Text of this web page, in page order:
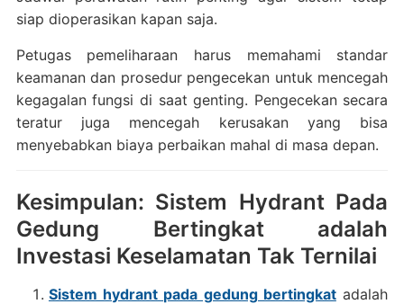
siap dioperasikan kapan saja.
Petugas pemeliharaan harus memahami standar
keamanan dan prosedur pengecekan untuk mencegah
kegagalan fungsi di saat genting. Pengecekan secara
teratur juga mencegah kerusakan yang bisa
menyebabkan biaya perbaikan mahal di masa depan.
Kesimpulan: Sistem Hydrant Pada
Gedung Bertingkat adalah
Investasi Keselamatan Tak Ternilai
Sistem hydrant pada gedung bertingkatadalah